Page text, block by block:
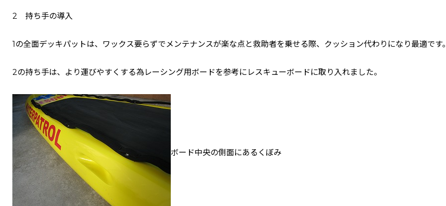
2 持ち手の導入
1の全面デッキパットは、ワックス要らずでメンテナンスが楽な点と救助者を乗せる際、クッション代わりになり最適です。
2の持ち手は、より運びやすくする為レーシング用ボードを参考にレスキューボードに取り入れました。
ボード中央の側面にあるくぼみ